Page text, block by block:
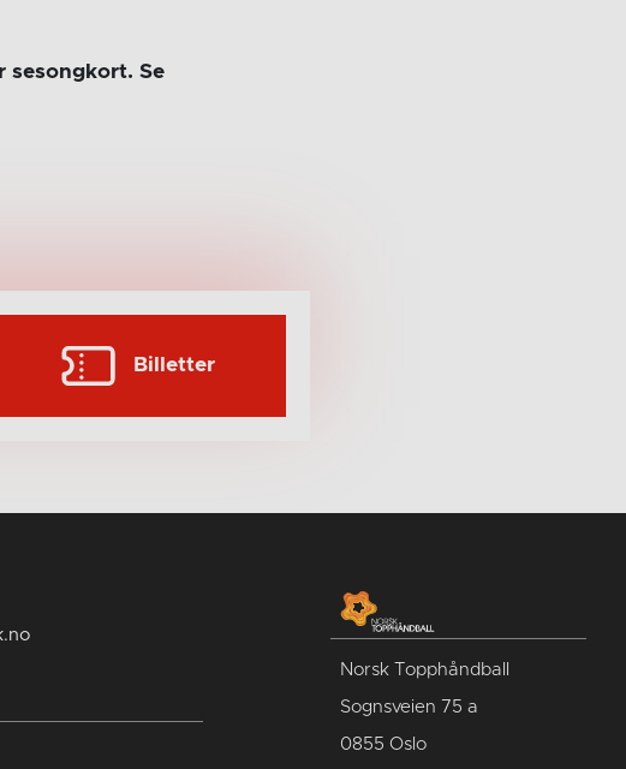
sesongkort. Se
Billetter
Norsk Topphåndball
Sognsveien 75 a
0855 Oslo